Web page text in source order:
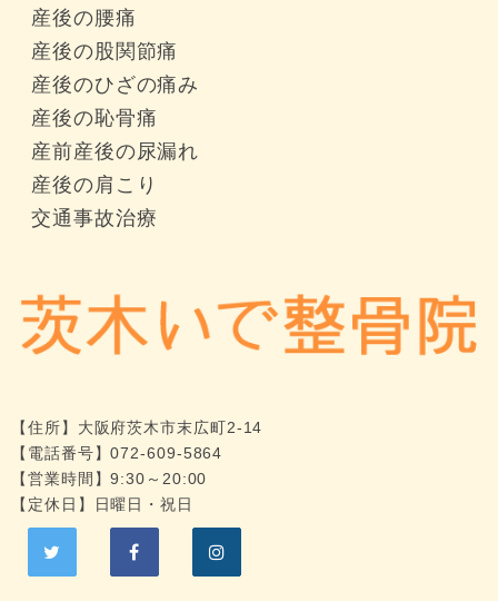
産後の腰痛
産後の股関節痛
産後のひざの痛み
産後の恥骨痛
産前産後の尿漏れ
産後の肩こり
交通事故治療
【住所】 大阪府茨木市末広町2-14
【電話番号】072-609-5864
【営業時間】9:30～20:00
【定休日】日曜日・祝日